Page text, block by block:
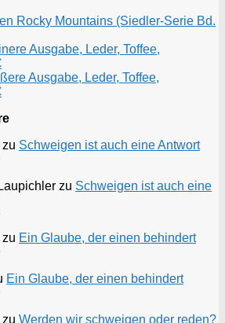
Rocky Mountains (Siedler-Serie Bd.
Ausgabe, Leder, Toffee,
Ausgabe, Leder, Toffee,
zu Schweigen ist auch eine Antwort
zu Schweigen ist auch eine
zu Ein Glaube, der einen behindert
Ein Glaube, der einen behindert
zu Werden wir schweigen oder reden?